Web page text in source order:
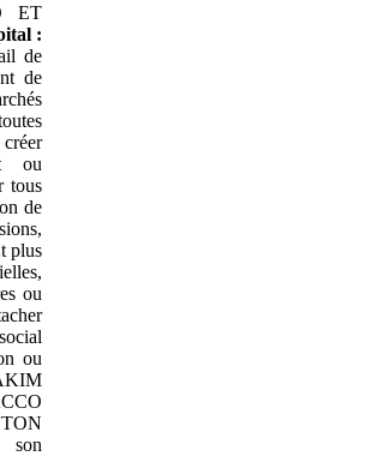
ET
:
de
de
ou
tous
de
plus
ou
ou
son